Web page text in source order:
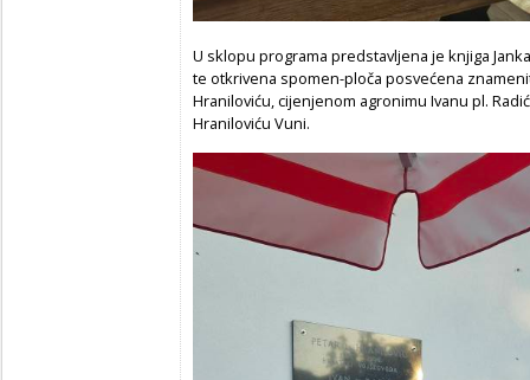
U sklopu programa predstavljena je knjiga
te otkrivena spomen-ploča posvećena
Hraniloviću, cijenjenom agronimu Ivanu pl.
Hraniloviću Vuni.